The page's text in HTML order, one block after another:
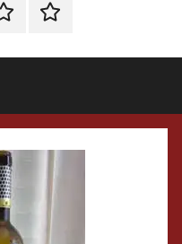
Contacto